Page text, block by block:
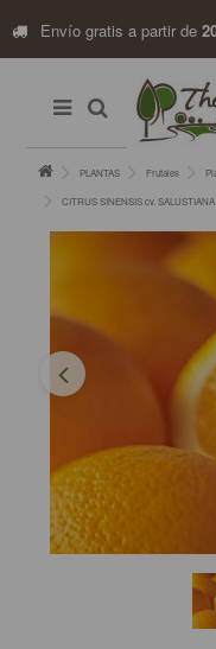
Envío gratis a partir de
PLANTAS Frutales
CITRUS SINENSIS cv.